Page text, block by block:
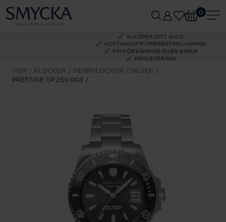
VI KÖPER DITT GULD
KOSTNADSFRI PRESENTINSLAGNING
FRI FÖRSÄKRING ÖVER 695KR
HEMLEVERANS
0
HEM KLOCKOR HERRKLOCKOR
SILVER
PRESTIGE GP.250.003